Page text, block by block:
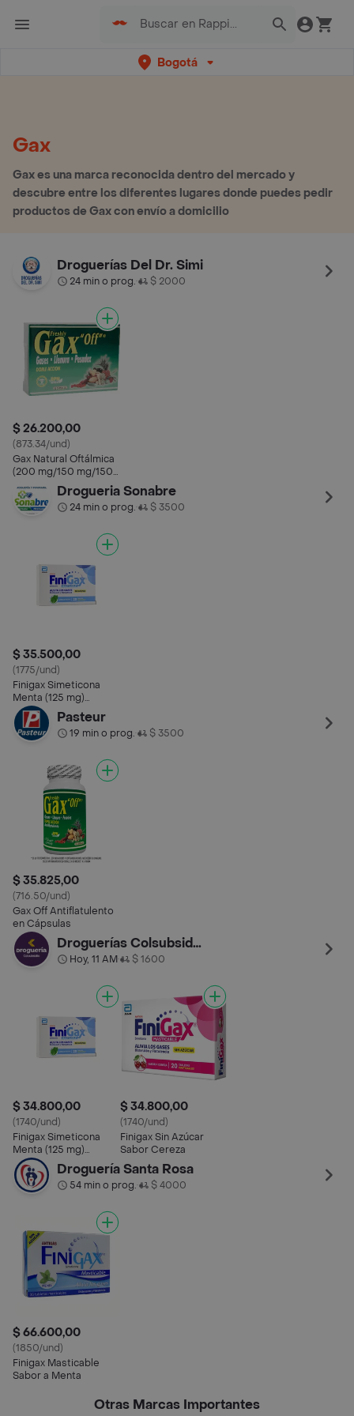
Bogotá
Gax
Gax es una marca reconocida dentro del mercado y
descubre entre los diferentes lugares donde puedes pedir
productos de Gax con envío a domicilio
Droguerías Del Dr. Simi
24 min o prog.• $ 2000
$ 26.200,00
(873.34/und)
Gax Natural Oftálmica
(200 mg/150 mg/150
mg)
Drogueria Sonabre
24 min o prog.• $ 3500
$ 35.500,00
(1775/und)
Finigax Simeticona
Menta (125 mg)
Tableta Masticable
Pasteur
19 min o prog.• $ 3500
$ 35.825,00
(716.50/und)
Gax Off Antiflatulento
en Cápsulas
Droguerías Colsubsidio
Hoy, 11 AM• $ 1600
$ 34.800,00
(1740/und)
Finigax Simeticona
Menta (125 mg)
Tableta Masticable
$ 34.800,00
(1740/und)
Finigax Sin Azúcar
Sabor Cereza
Droguería Santa Rosa
54 min o prog.• $ 4000
$ 66.600,00
(1850/und)
Finigax Masticable
Sabor a Menta
Otras Marcas Importantes